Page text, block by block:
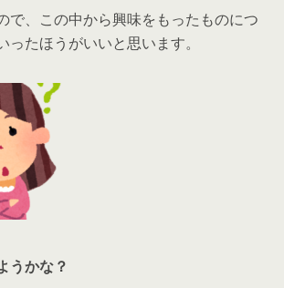
で、この中から興味をもったものにつ
ったほうがいいと思います。
うかな？